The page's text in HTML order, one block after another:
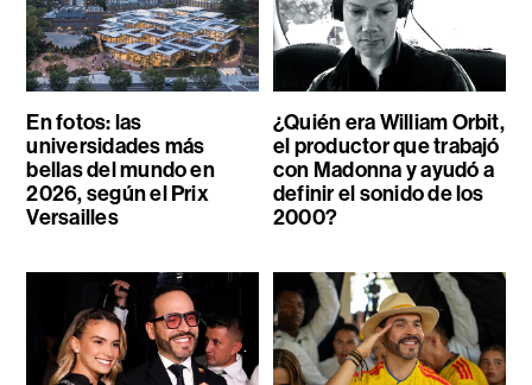
En fotos: las
universidades más
bellas del mundo en
2026, según el Prix
Versailles
¿Quién era William Orbit,
el productor que trabajó
con Madonna y ayudó a
definir el sonido de los
2000?